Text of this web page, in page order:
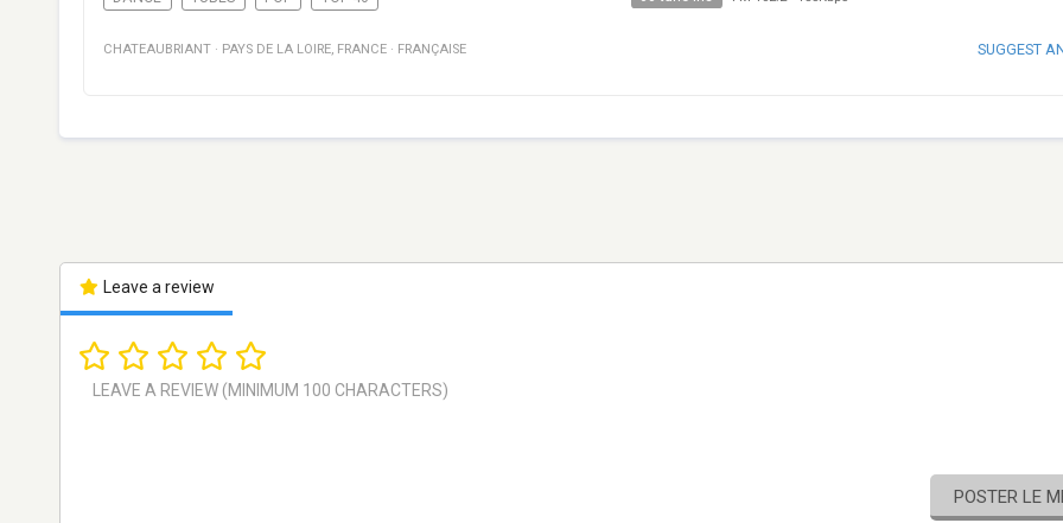
CHATEAUBRIANT · PAYS DE LA LOIRE, FRANCE · FRANÇAISE SUGGEST
Leave a review
POSTER LE